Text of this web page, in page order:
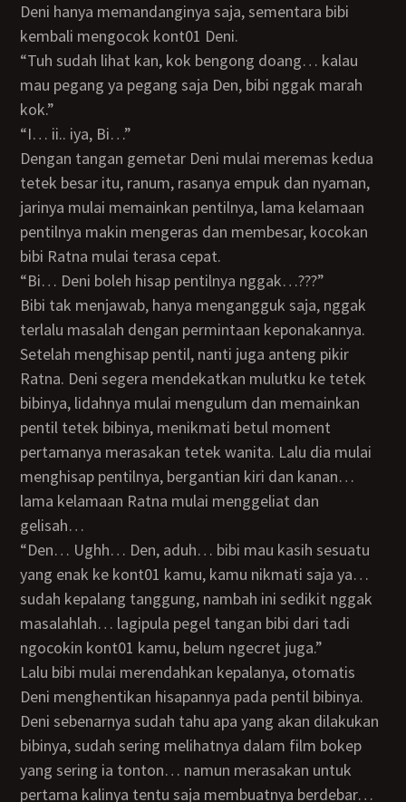
Deni hanya memandanginya saja, sementara bibi
kembali mengocok kont01 Deni.
“Tuh sudah lihat kan, kok bengong doang… kalau
mau pegang ya pegang saja Den, bibi nggak marah
kok.”
“I… ii.. iya, Bi…”
Dengan tangan gemetar Deni mulai meremas kedua
tetek besar itu, ranum, rasanya empuk dan nyaman,
jarinya mulai memainkan pentilnya, lama kelamaan
pentilnya makin mengeras dan membesar, kocokan
bibi Ratna mulai terasa cepat.
“Bi… Deni boleh hisap pentilnya nggak…???”
Bibi tak menjawab, hanya mengangguk saja, nggak
terlalu masalah dengan permintaan keponakannya.
Setelah menghisap pentil, nanti juga anteng pikir
Ratna. Deni segera mendekatkan mulutku ke tetek
bibinya, lidahnya mulai mengulum dan memainkan
pentil tetek bibinya, menikmati betul moment
pertamanya merasakan tetek wanita. Lalu dia mulai
menghisap pentilnya, bergantian kiri dan kanan…
lama kelamaan Ratna mulai menggeliat dan
gelisah…
“Den… Ughh… Den, aduh… bibi mau kasih sesuatu
yang enak ke kont01 kamu, kamu nikmati saja ya…
sudah kepalang tanggung, nambah ini sedikit nggak
masalahlah… lagipula pegel tangan bibi dari tadi
ngocokin kont01 kamu, belum ngecret juga.”
Lalu bibi mulai merendahkan kepalanya, otomatis
Deni menghentikan hisapannya pada pentil bibinya.
Deni sebenarnya sudah tahu apa yang akan dilakukan
bibinya, sudah sering melihatnya dalam film bokep
yang sering ia tonton… namun merasakan untuk
pertama kalinya tentu saja membuatnya berdebar…